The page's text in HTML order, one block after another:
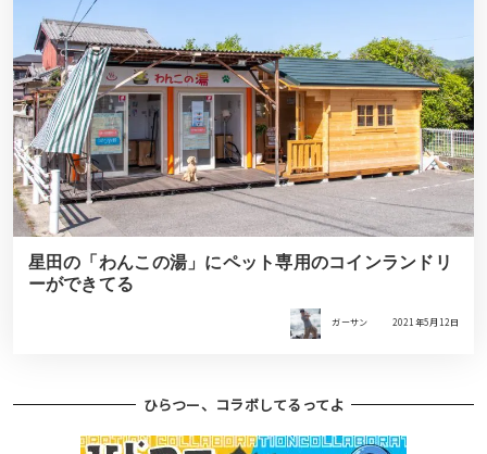
星田の「わんこの湯」にペット専用のコインランドリ
ーができてる
ガーサン 2021年5月12日
ひらつー、コラボしてるってよ